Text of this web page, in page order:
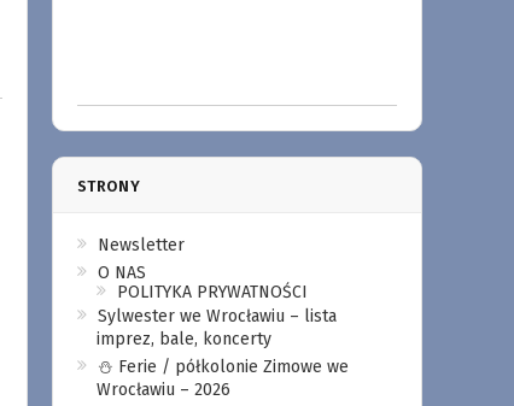
STRONY
Newsletter
O NAS
POLITYKA PRYWATNOŚCI
Sylwester we Wrocławiu – lista
imprez, bale, koncerty
⛄️ Ferie / półkolonie Zimowe we
Wrocławiu – 2026